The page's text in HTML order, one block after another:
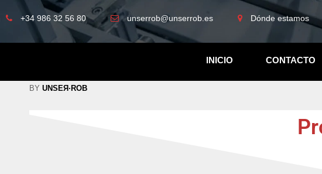
+34 986 32 56 80 unserrob@unserrob.es Dónde estamos
INICIO CONTACTO
BY UNSEЯ·ROB